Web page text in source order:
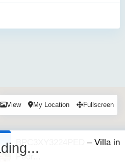
BPC3XY3224PED – Villa in
Pedr...
View My Location Fullscreen